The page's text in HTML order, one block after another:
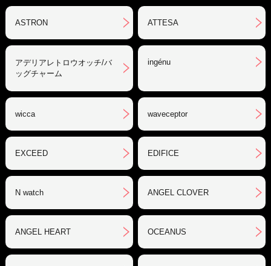
ASTRON ATTESA
アデリアレトロウオッチ/バ
ッグチャーム
ingénu
wicca waveceptor
EXCEED EDIFICE
N watch ANGEL CLOVER
ANGEL HEART OCEANUS